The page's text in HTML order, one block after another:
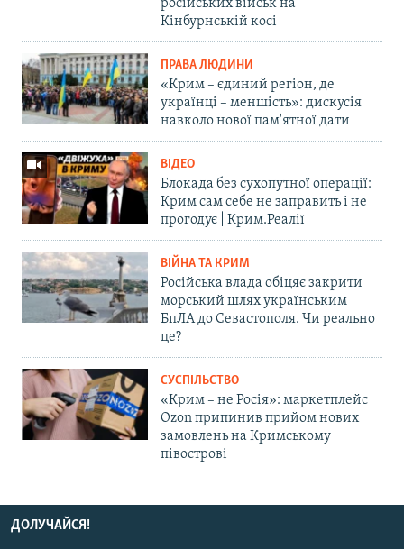
російських військ на
Кінбурнській косі
ПРАВА ЛЮДИНИ
«Крим – єдиний регіон, де
українці – меншість»: дискусія
навколо нової пам'ятної дати
ВІДЕО
Блокада без сухопутної операції:
Крим сам себе не заправить і не
прогодує | Крим.Реалії
ВІЙНА ТА КРИМ
Російська влада обіцяє закрити
морський шлях українським
БпЛА до Севастополя. Чи реально
це?
СУСПІЛЬСТВО
«Крим – не Росія»: маркетплейс
Ozon припинив прийом нових
замовлень на Кримському
півострові
ДОЛУЧАЙСЯ!